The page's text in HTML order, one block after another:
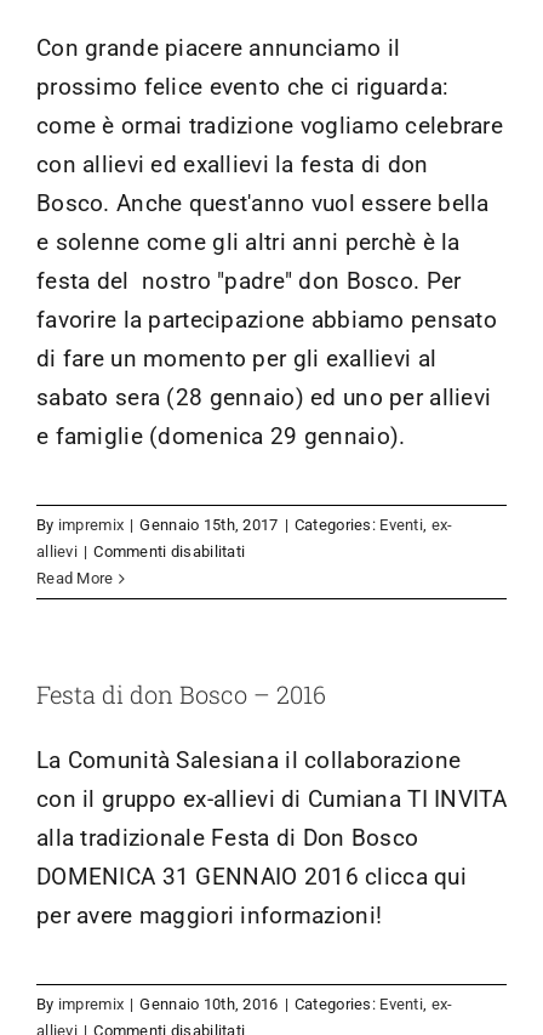
Con grande piacere annunciamo il
prossimo felice evento che ci riguarda:
come è ormai tradizione vogliamo celebrare
con allievi ed exallievi la festa di don
Bosco. Anche quest'anno vuol essere bella
e solenne come gli altri anni perchè è la
festa del nostro "padre" don Bosco. Per
favorire la partecipazione abbiamo pensato
di fare un momento per gli exallievi al
sabato sera (28 gennaio) ed uno per allievi
e famiglie (domenica 29 gennaio).
By impremix | Gennaio 15th, 2017 | Categories: Eventi, ex-
allievi | Commenti disabilitatisu
gennaio
Read More
Festa di don Bosco – 2016
La Comunità Salesiana il collaborazione
con il gruppo ex-allievi di Cumiana TI INVITA
alla tradizionale Festa di Don Bosco
DOMENICA 31 GENNAIO 2016 clicca qui
per avere maggiori informazioni!
By impremix | Gennaio 10th, 2016 | Categories: Eventi, ex-
allievi | Commenti disabilitatisu